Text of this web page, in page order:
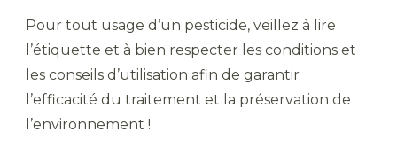
Pour tout usage d’un pesticide, veillez à lire
l’étiquette et à bien respecter les conditions et
les conseils d’utilisation afin de garantir
l’efficacité du traitement et la préservation de
l’environnement !